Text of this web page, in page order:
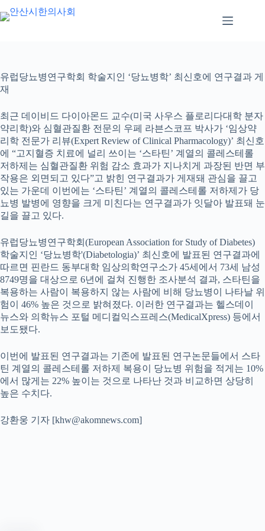
문
뛰
기
유럽당뇨병연구학회 학술지인 ‘당뇨병학’ 최신호에 연구결과 게
재
최근 데이비드 다이아몬드 교수(미국 사우스 플로리다대학 분자
약리학)와 심혈관질환 전문의 우페 라븐스코프 박사가 ‘임상약
리학 전문가 리뷰(Expert Review of Clinical Pharmacology)’ 최신호
에 “고지혈증 치료에 널리 쓰이는 ‘스타틴’ 계열의 콜레스테롤
저하제는 심혈관질환 위험 감소 효과가 지나치게 과장된 반면 부
작용은 외면되고 있다”고 밝힌 연구결과가 게재돼 관심을 끌고
있는 가운데 이번에는 ‘스타틴’ 계열의 콜레스테롤 저하제가 당
뇨병 발병에 영향을 크게 미친다는 연구결과가 잇달아 발표돼 눈
길을 끌고 있다.
유럽당뇨병연구학회(European Association for Study of Diabetes)
학술지인 ‘당뇨병학'(Diabetologia)’ 최신호에 발표된 연구결과에
따르면 핀란드 동부대학 임상의학연구소가 45세에서 73세 남성
8749명을 대상으로 6년에 걸쳐 진행한 조사분석 결과, 스타틴을
복용하는 사람이 복용하지 않는 사람에 비해 당뇨병이 나타날 위
험이 46% 높은 것으로 밝혀졌다. 이러한 연구결과는 헬스데이
뉴스와 의학뉴스 포털 메디컬익스프레스(MedicalXpress) 등에서
보도됐다.
이번에 발표된 연구결과는 기존에 발표된 연구논문들에서 스타
틴 계열의 콜레스테롤 저하제 복용이 당뇨병 위험을 적게는 10%
에서 많게는 22% 높이는 것으로 나타난 것과 비교하면 상당히
높은 수치다.
강환웅 기자 [khw@akomnews.com]